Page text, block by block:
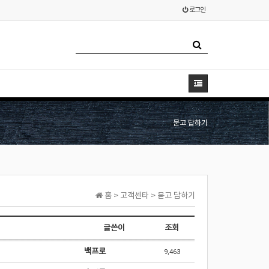
로그인
묻고 답하기
홈 > 고객센타 > 묻고 답하기
글쓴이 조회
백프로 9,463